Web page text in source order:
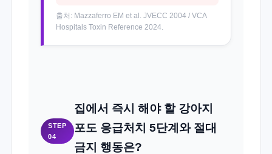
출처: Mazzaferro EM et al. JVECC 2004 / VCA
Hospitals Toxin Reference 2024.
STEP
04
집에서 즉시 해야 할 강아지
포도 응급처치 5단계와 절대
금지 행동은?